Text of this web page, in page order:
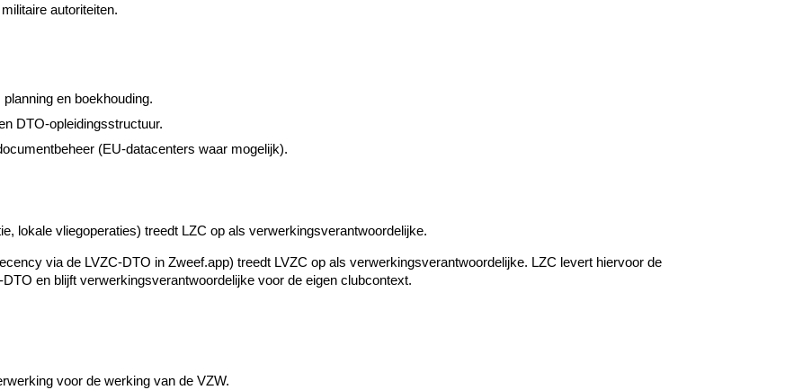
autoriteiten.
en boekhouding.
DTO-opleidingsstructuur.
(EU-datacenters waar mogelijk).
lokale vliegoperaties) treedt LZC op als verwerkingsverantwoordelijke.
via de LVZC-DTO in Zweef.app) treedt LVZC op als verwerkingsverantwoordelijke. LZC levert hiervoor de
en blijft verwerkingsverantwoordelijke voor de eigen clubcontext.
voor de werking van de VZW.